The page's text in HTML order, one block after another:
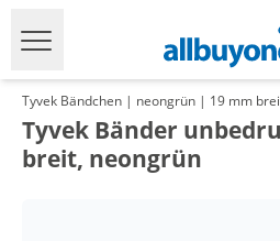
Tyvek Bändchen | neongrün | 19 mm
Tyvek Bänder
breit, neongrün